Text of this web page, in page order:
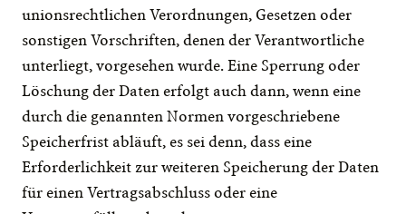
unionsrechtlichen Verordnungen, Gesetzen oder
sonstigen Vorschriften, denen der Verantwortliche
unterliegt, vorgesehen wurde. Eine Sperrung oder
Löschung der Daten erfolgt auch dann, wenn eine
durch die genannten Normen vorgeschriebene
Speicherfrist abläuft, es sei denn, dass eine
Erforderlichkeit zur weiteren Speicherung der Daten
für einen Vertragsabschluss oder eine